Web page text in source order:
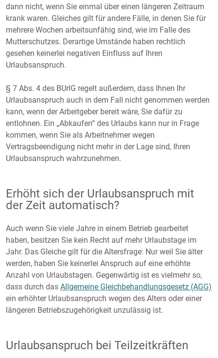
dann nicht, wenn Sie einmal über einen längeren Zeitraum
krank waren. Gleiches gilt für andere Fälle, in denen Sie für
mehrere Wochen arbeitsunfähig sind, wie im Falle des
Mutterschutzes. Derartige Umstände haben rechtlich
gesehen keinerlei negativen Einfluss auf Ihren
Urlaubsanspruch.
§ 7 Abs. 4 des BUrlG regelt außerdem, dass Ihnen Ihr
Urlaubsanspruch auch in dem Fall nicht genommen werden
kann, wenn der Arbeitgeber bereit wäre, Sie dafür zu
entlohnen. Ein „Abkaufen“ des Urlaubs kann nur in Frage
kommen, wenn Sie als Arbeitnehmer wegen
Vertragsbeendigung nicht mehr in der Lage sind, Ihren
Urlaubsanspruch wahrzunehmen.
Erhöht sich der Urlaubsanspruch mit
der Zeit automatisch?
Auch wenn Sie viele Jahre in einem Betrieb gearbeitet
haben, besitzen Sie kein Recht auf mehr Urlaubstage im
Jahr. Das Gleiche gilt für die Altersfrage: Nur weil Sie älter
werden, haben Sie keinerlei Anspruch auf eine erhöhte
Anzahl von Urlaubstagen. Gegenwärtig ist es vielmehr so,
dass durch das Allgemeine Gleichbehandlungsgesetz (AGG)
ein erhöhter Urlaubsanspruch wegen des Alters oder einer
längeren Betriebszugehörigkeit unzulässig ist.
Urlaubsanspruch bei Teilzeitkräften